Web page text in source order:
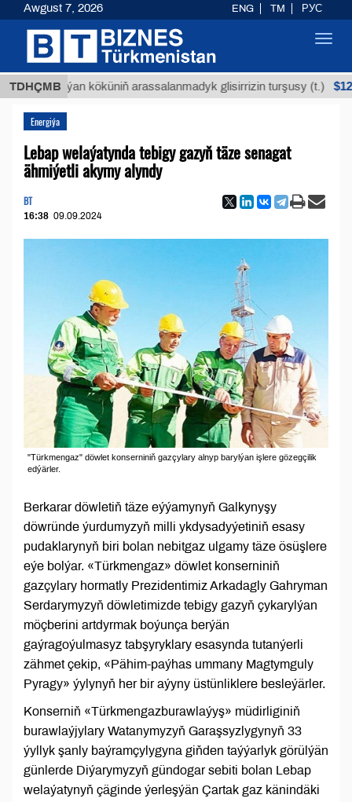
TDHÇMB
Buýan köküniň arassalanmadyk glisirrizin turşusy (t.) $12935,18
Energiýa
Lebap welaýatynda tebigy gazyň täze senagat
ähmiýetli akymy alyndy
BT
16:38 09.09.2024
"Türkmengaz" döwlet konserniniň gazçylary alnyp barylýan işlere gözegçilik
edýärler.
Berkarar döwletiň täze eýýamynyň Galkynyşy
döwründe ýurdumyzyň milli ykdysadyýetiniň esasy
pudaklarynyň biri bolan nebitgaz ulgamy täze ösüşlere
eýe bolýar. «Türkmengaz» döwlet konserniniň
gazçylary hormatly Prezidentimiz Arkadagly Gahryman
Serdarymyzyň döwletimizde tebigy gazyň çykarylýan
möçberini artdyrmak boýunça berýän
gaýragoýulmasyz tabşyryklary esasynda tutanýerli
zähmet çekip, «Pähim-paýhas ummany Magtymguly
Pyragy» ýylynyň her bir aýyny üstünliklere besleýärler.
Konserniň «Türkmengazburawlaýyş» müdirliginiň
burawlaýjylary Watanymyzyň Garaşsyzlygynyň 33
ýyllyk şanly baýramçylygyna giňden taýýarlyk görülýän
günlerde Diýarymyzyň gündogar sebiti bolan Lebap
welaýatynyň çäginde ýerleşýän Çartak gaz känindäki
Awgust 7, 2026 ENG TM РУС